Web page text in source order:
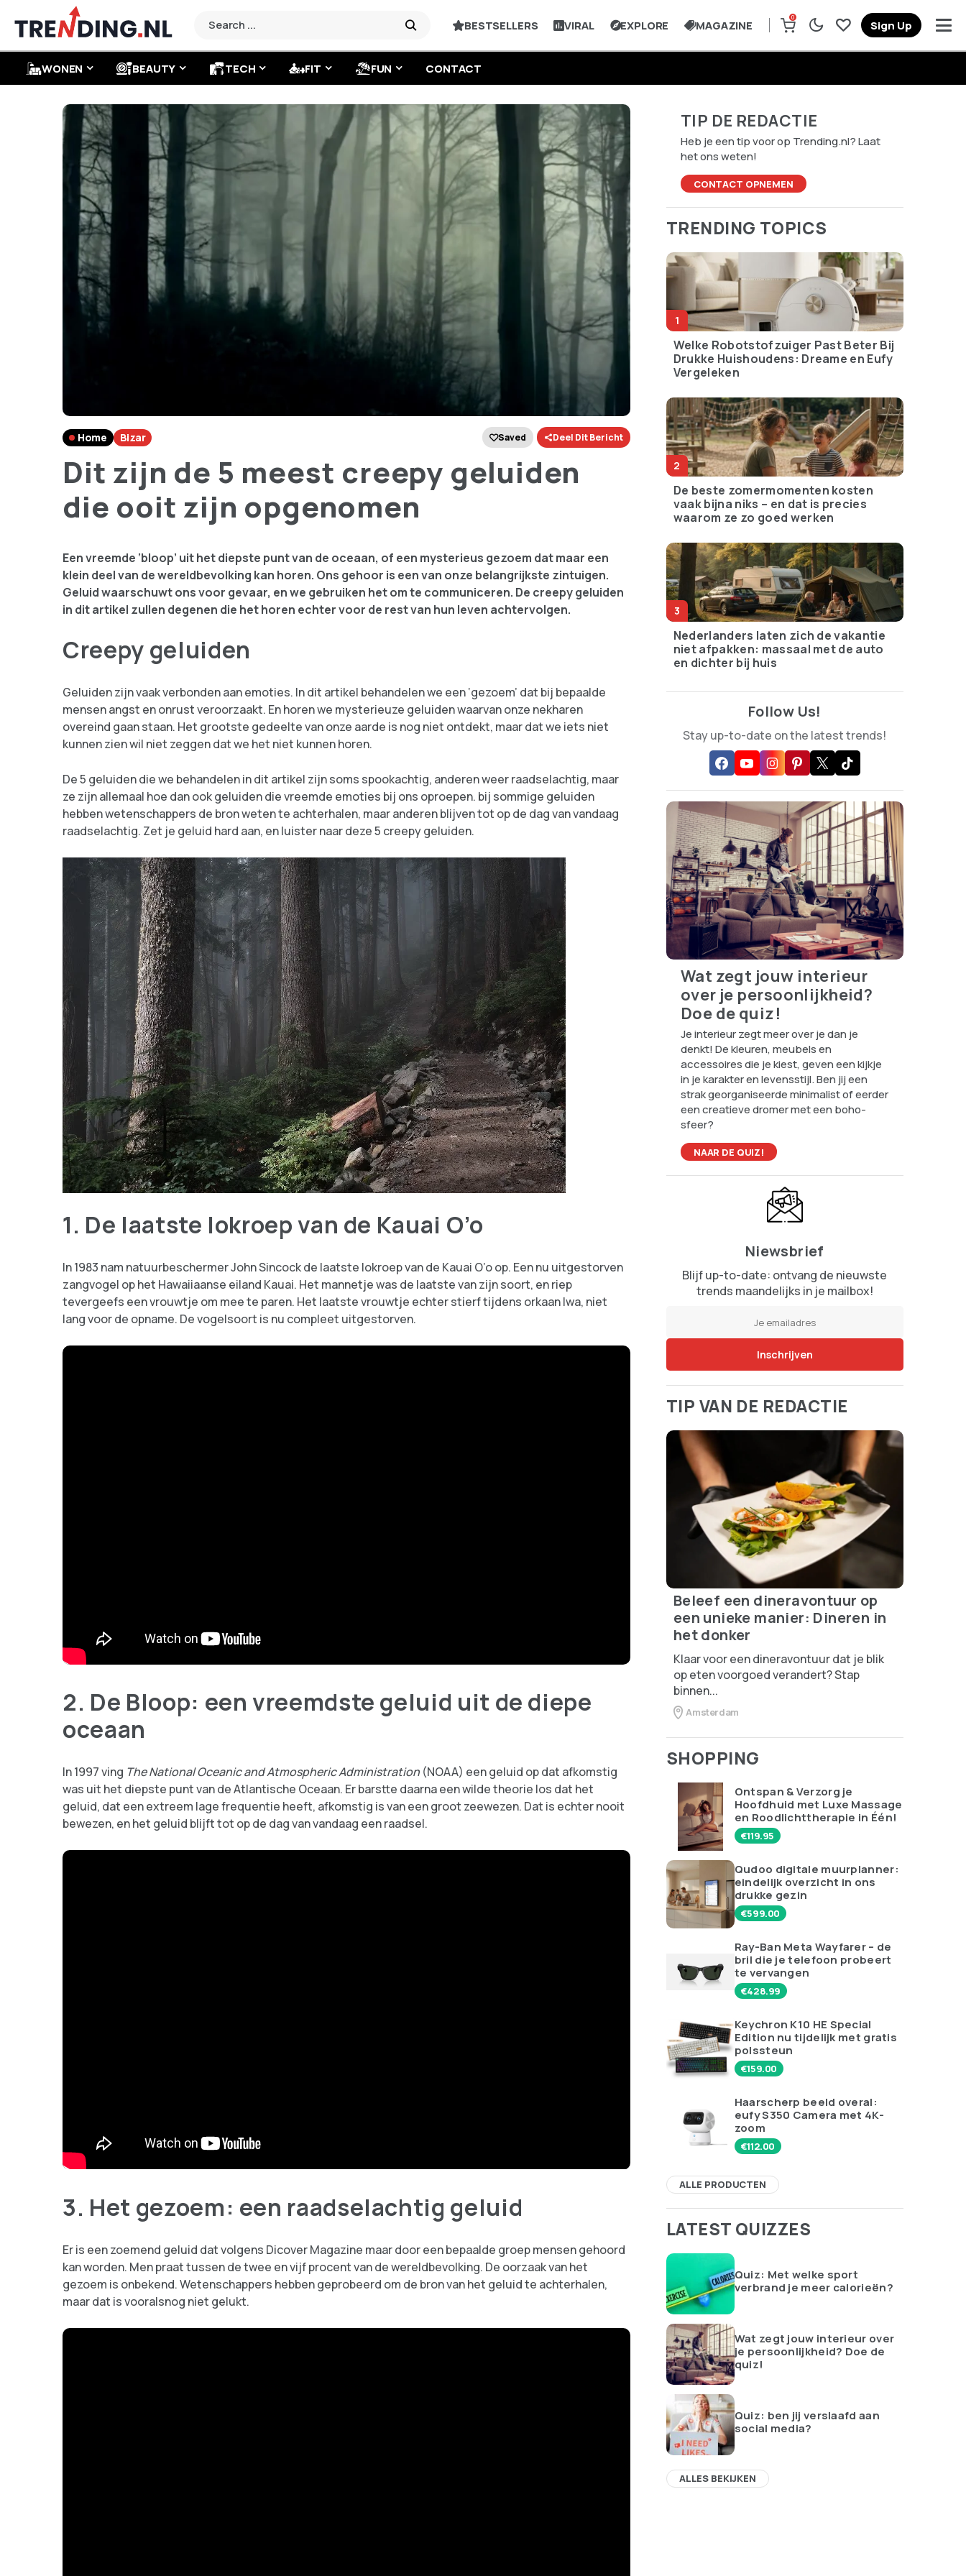
BESTSELLERS VIRAL EXPLORE MAGAZINE
0
Sign Up
WONEN BEAUTY TECH FIT FUN CONTACT
Home Bizar Saved Deel Dit Bericht
Dit zijn de 5 meest creepy geluiden
die ooit zijn opgenomen
Een vreemde ‘bloop’ uit het diepste punt van de oceaan, of een mysterieus gezoem dat maar een
klein deel van de wereldbevolking kan horen. Ons gehoor is een van onze belangrijkste zintuigen.
Geluid waarschuwt ons voor gevaar, en we gebruiken het om te communiceren. De creepy geluiden
in dit artikel zullen degenen die het horen echter voor de rest van hun leven achtervolgen.
Creepy geluiden
Geluiden zijn vaak verbonden aan emoties. In dit artikel behandelen we een ‘gezoem’ dat bij bepaalde
mensen angst en onrust veroorzaakt. En horen we mysterieuze geluiden waarvan onze nekharen
overeind gaan staan. Het grootste gedeelte van onze aarde is nog niet ontdekt, maar dat we iets niet
kunnen zien wil niet zeggen dat we het niet kunnen horen.
De 5 geluiden die we behandelen in dit artikel zijn soms spookachtig, anderen weer raadselachtig, maar
ze zijn allemaal hoe dan ook geluiden die vreemde emoties bij ons oproepen. bij sommige geluiden
hebben wetenschappers de bron weten te achterhalen, maar anderen blijven tot op de dag van vandaag
raadselachtig. Zet je geluid hard aan, en luister naar deze 5 creepy geluiden.
1. De laatste lokroep van de Kauai O’o
In 1983 nam natuurbeschermer John Sincock de laatste lokroep van de Kauai O’o op. Een nu uitgestorven
zangvogel op het Hawaiiaanse eiland Kauai. Het mannetje was de laatste van zijn soort, en riep
tevergeefs een vrouwtje om mee te paren. Het laatste vrouwtje echter stierf tijdens orkaan Iwa, niet
lang voor de opname. De vogelsoort is nu compleet uitgestorven.
2. De Bloop: een vreemdste geluid uit de diepe
oceaan
In 1997 ving The National Oceanic and Atmospheric Administration (NOAA) een geluid op dat afkomstig
was uit het diepste punt van de Atlantische Oceaan. Er barstte daarna een wilde theorie los dat het
geluid, dat een extreem lage frequentie heeft, afkomstig is van een groot zeewezen. Dat is echter nooit
bewezen, en het geluid blijft tot op de dag van vandaag een raadsel.
3. Het gezoem: een raadselachtig geluid
Er is een zoemend geluid dat volgens Dicover Magazine maar door een bepaalde groep mensen gehoord
kan worden. Men praat tussen de twee en vijf procent van de wereldbevolking. De oorzaak van het
gezoem is onbekend. Wetenschappers hebben geprobeerd om de bron van het geluid te achterhalen,
maar dat is vooralsnog niet gelukt.
TIP DE REDACTIE
Heb je een tip voor op Trending.nl? Laat
het ons weten!
CONTACT OPNEMEN
TRENDING TOPICS
Welke Robotstofzuiger Past Beter Bij
Drukke Huishoudens: Dreame en Eufy
Vergeleken
De beste zomermomenten kosten
vaak bijna niks – en dat is precies
waarom ze zo goed werken
Nederlanders laten zich de vakantie
niet afpakken: massaal met de auto
en dichter bij huis
Follow Us!
Stay up-to-date on the latest trends!
Wat zegt jouw interieur
over je persoonlijkheid?
Doe de quiz!
Je interieur zegt meer over je dan je
denkt! De kleuren, meubels en
accessoires die je kiest, geven een kijkje
in je karakter en levensstijl. Ben jij een
strak georganiseerde minimalist of eerder
een creatieve dromer met een boho-
sfeer?
NAAR DE QUIZ!
Niewsbrief
Blijf up-to-date: ontvang de nieuwste
trends maandelijks in je mailbox!
TIP VAN DE REDACTIE
Beleef een dineravontuur op
een unieke manier: Dineren in
het donker
Klaar voor een dineravontuur dat je blik
op eten voorgoed verandert? Stap
binnen...
Amsterdam
SHOPPING
Ontspan & Verzorg je
Hoofdhuid met Luxe Massage
en Roodlichttherapie in Één!
€119.95
Qudoo digitale muurplanner:
eindelijk overzicht in ons
drukke gezin
€599.00
Ray-Ban Meta Wayfarer – de
bril die je telefoon probeert
te vervangen
€428.99
Keychron K10 HE Special
Edition nu tijdelijk met gratis
polssteun
€159.00
Haarscherp beeld overal:
eufy S350 Camera met 4K-
zoom
€112.00
ALLE PRODUCTEN
LATEST QUIZZES
Quiz: Met welke sport
verbrand je meer calorieën?
Wat zegt jouw interieur over
je persoonlijkheid? Doe de
quiz!
Quiz: ben jij verslaafd aan
social media?
ALLES BEKIJKEN